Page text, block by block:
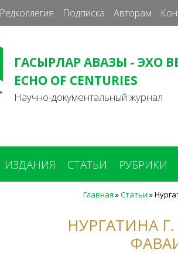
Редколлегия Подписка Авторам
ГАСЫРЛАР АВАЗЫ - ЭХО
ECHO OF CENTURIES
Научно-документальный журнал
ИЗДАНИЯ СТАТЬИ РУБРИКИ
Главная »Статьи »
НУРГАТИНА